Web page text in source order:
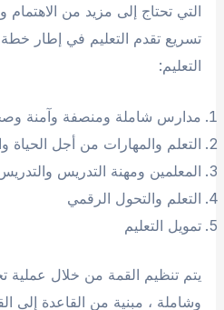
التي تحتاج إلى مزيد من الاهتمام
التعليم:
مدارس شاملة ومنصفة وآمنة
التعلم والمهارات من أجل الحياة
المعلمين ومهنة التدريس
التعلم والتحول الرقمي
تمويل التعليم
يتم تنظيم القمة من خلال عملية
وشاملة ، مبنية من القاعدة إلى